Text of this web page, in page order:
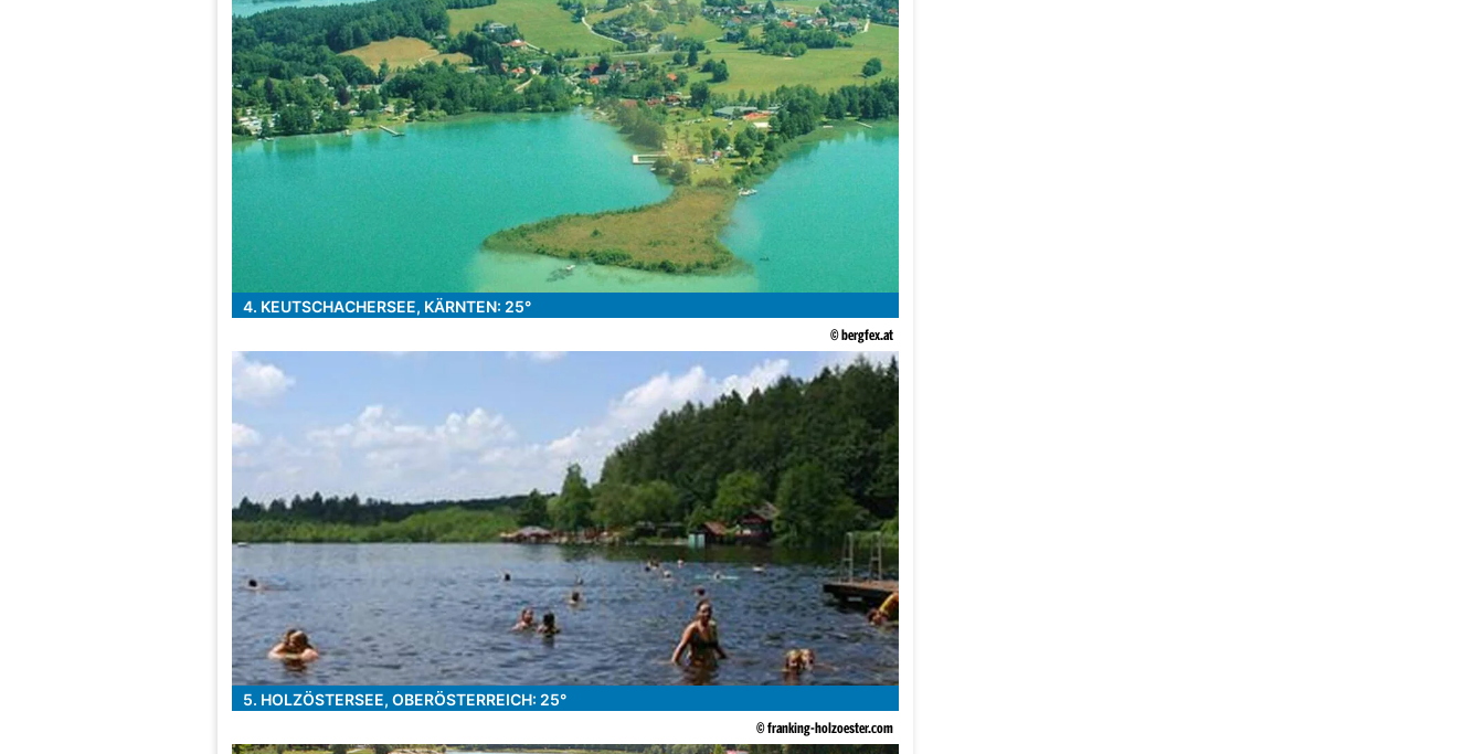
4. KEUTSCHACHERSEE, KÄRNTEN: 25°
© bergfex.at
5. HOLZÖSTERSEE, OBERÖSTERREICH: 25°
© franking-holzoester.com